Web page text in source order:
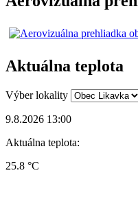
Aktuálna teplota
Výber lokality
9.8.2026 13:00
Aktuálna teplota:
25.8 °C